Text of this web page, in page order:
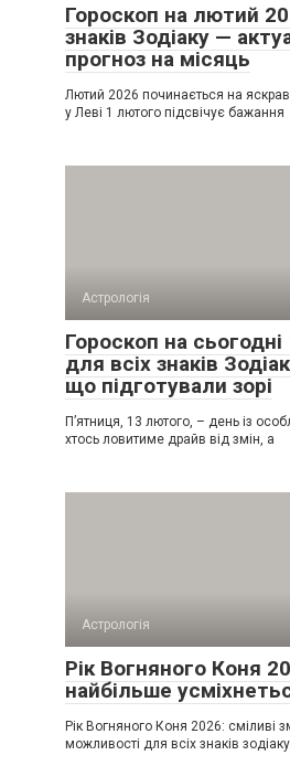
Гороскоп на лютий
знаків Зодіаку —
прогноз на місяць
Лютий 2026 починається на
у Леві 1 лютого підсвічує бажання
Астрологія
Гороскоп на
для всіх знаків
що підготували зорі
П’ятниця, 13 лютого, – день із
хтось ловитиме драйв від змін, а
Астрологія
Рік Вогняного Коня
найбільше
Рік Вогняного Коня 2026: сміливі
можливості для всіх знаків зодіаку.